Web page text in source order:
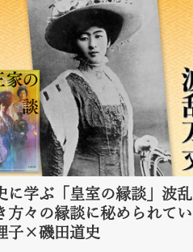
に学ぶ「皇室の縁談」波
方々の縁談に秘められて
子×磯田道史